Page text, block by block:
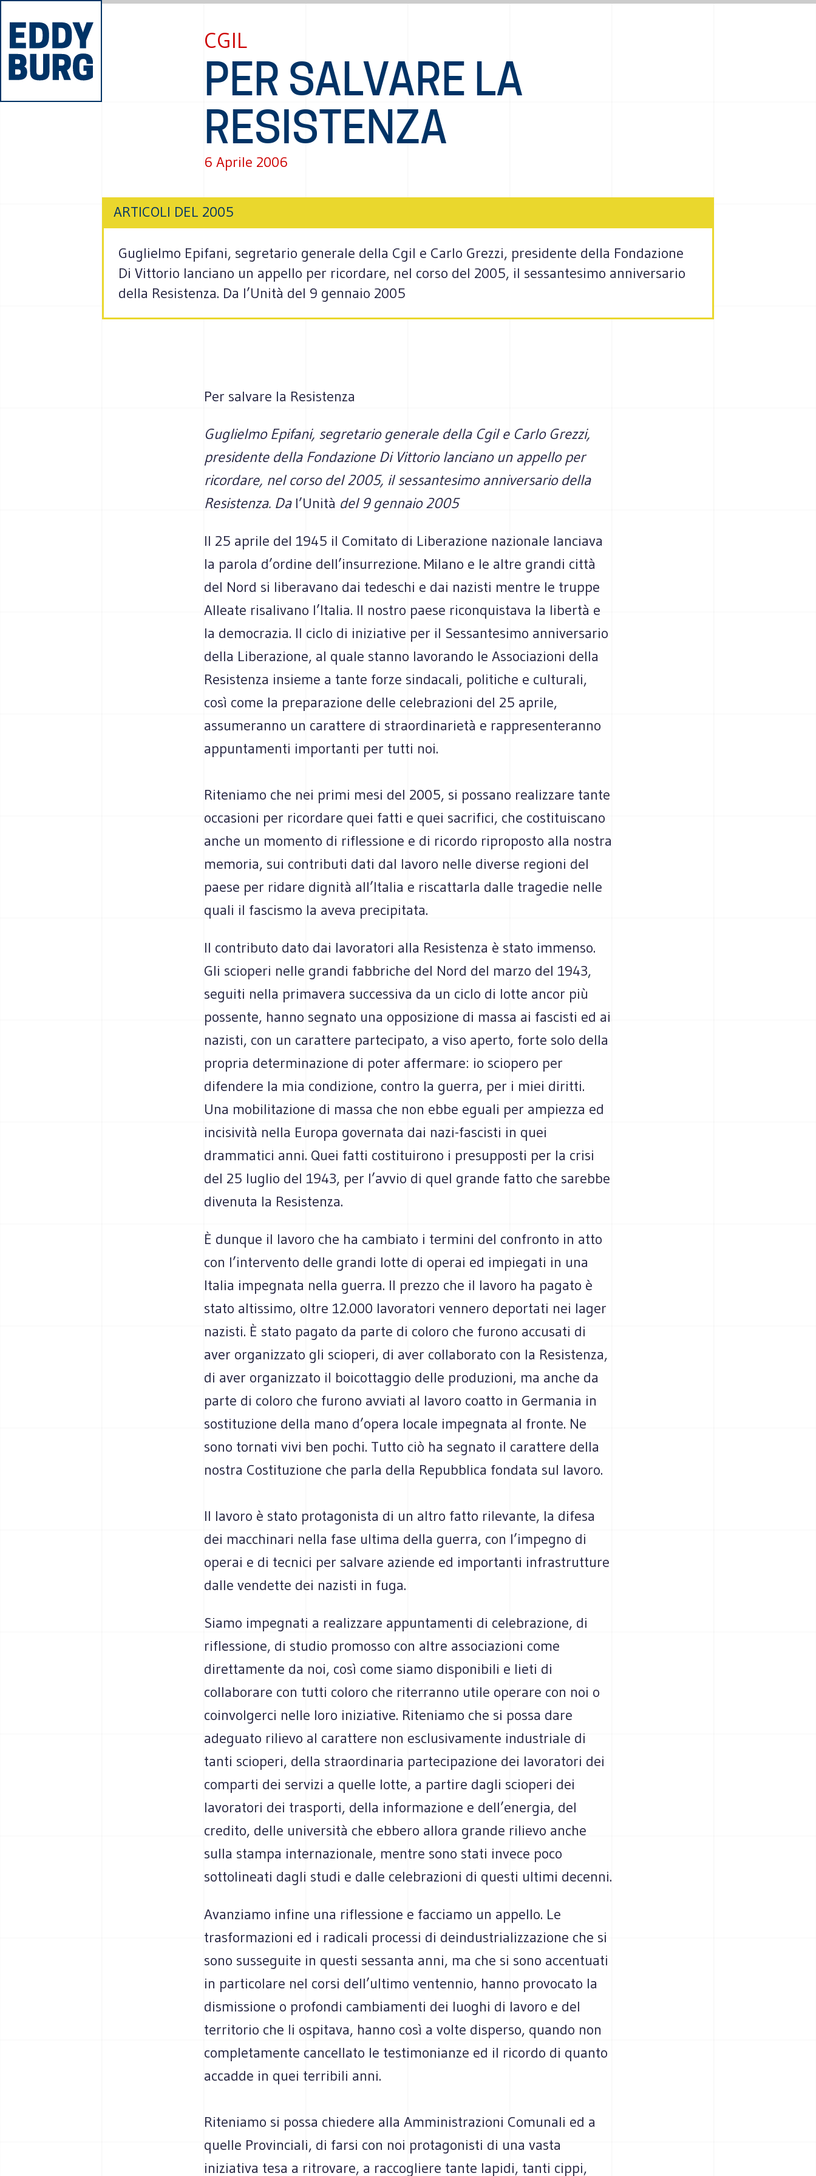
CGIL
PER SALVARE LA
RESISTENZA
6 Aprile 2006
ARTICOLI DEL 2005
Guglielmo Epifani, segretario generale della Cgil e Carlo Grezzi, presidente della Fondazione
Di Vittorio lanciano un appello per ricordare, nel corso del 2005, il sessantesimo anniversario
della Resistenza. Da l’Unità del 9 gennaio 2005
Per salvare la Resistenza
Guglielmo Epifani, segretario generale della Cgile Carlo Grezzi,
presidente della Fondazione Di Vittorio lanciano un appello per
ricordare, nel corso del 2005, il sessantesimo anniversario della
Resistenza. Dal’Unità del 9 gennaio 2005
Il 25 aprile del 1945 il Comitato di Liberazione nazionale lanciava
la parola d’ordine dell’insurrezione. Milano e le altre grandi città
del Nord si liberavano dai tedeschi e dai nazisti mentre le truppe
Alleate risalivano l’Italia. Il nostro paese riconquistava la libertà e
la democrazia. Il ciclo di iniziative per il Sessantesimo anniversario
della Liberazione, al quale stanno lavorando le Associazioni della
Resistenza insieme a tante forze sindacali, politiche e culturali,
così come la preparazione delle celebrazioni del 25 aprile,
assumeranno un carattere di straordinarietà e rappresenteranno
appuntamenti importanti per tutti noi.
Riteniamo che nei primi mesi del 2005, si possano realizzare tante
occasioni per ricordare quei fatti e quei sacrifici, che costituiscano
anche un momento di riflessione e di ricordo riproposto alla nostra
memoria, sui contributi dati dal lavoro nelle diverse regioni del
paese per ridare dignità all’Italia e riscattarla dalle tragedie nelle
quali il fascismo la aveva precipitata.
Il contributo dato dai lavoratori alla Resistenza è stato immenso.
Gli scioperi nelle grandi fabbriche del Nord del marzo del 1943,
seguiti nella primavera successiva da un ciclo di lotte ancor più
possente, hanno segnato una opposizione di massa ai fascisti ed ai
nazisti, con un carattere partecipato, a viso aperto, forte solo della
propria determinazione di poter affermare: io sciopero per
difendere la mia condizione, contro la guerra, per i miei diritti.
Una mobilitazione di massa che non ebbe eguali per ampiezza ed
incisività nella Europa governata dai nazi-fascisti in quei
drammatici anni. Quei fatti costituirono i presupposti per la crisi
del 25 luglio del 1943, per l’avvio di quel grande fatto che sarebbe
divenuta la Resistenza.
È dunque il lavoro che ha cambiato i termini del confronto in atto
con l’intervento delle grandi lotte di operai ed impiegati in una
Italia impegnata nella guerra. Il prezzo che il lavoro ha pagato è
stato altissimo, oltre 12.000 lavoratori vennero deportati nei lager
nazisti. È stato pagato da parte di coloro che furono accusati di
aver organizzato gli scioperi, di aver collaborato con la Resistenza,
di aver organizzato il boicottaggio delle produzioni, ma anche da
parte di coloro che furono avviati al lavoro coatto in Germania in
sostituzione della mano d’opera locale impegnata al fronte. Ne
sono tornati vivi ben pochi. Tutto ciò ha segnato il carattere della
nostra Costituzione che parla della Repubblica fondata sul lavoro.
Il lavoro è stato protagonista di un altro fatto rilevante, la difesa
dei macchinari nella fase ultima della guerra, con l’impegno di
operai e di tecnici per salvare aziende ed importanti infrastrutture
dalle vendette dei nazisti in fuga.
Siamo impegnati a realizzare appuntamenti di celebrazione, di
riflessione, di studio promosso con altre associazioni come
direttamente da noi, così come siamo disponibili e lieti di
collaborare con tutti coloro che riterranno utile operare con noi o
coinvolgerci nelle loro iniziative. Riteniamo che si possa dare
adeguato rilievo al carattere non esclusivamente industriale di
tanti scioperi, della straordinaria partecipazione dei lavoratori dei
comparti dei servizi a quelle lotte, a partire dagli scioperi dei
lavoratori dei trasporti, della informazione e dell’energia, del
credito, delle università che ebbero allora grande rilievo anche
sulla stampa internazionale, mentre sono stati invece poco
sottolineati dagli studi e dalle celebrazioni di questi ultimi decenni.
Avanziamo infine una riflessione e facciamo un appello. Le
trasformazioni ed i radicali processi di deindustrializzazione che si
sono susseguite in questi sessanta anni, ma che si sono accentuati
in particolare nel corsi dell’ultimo ventennio, hanno provocato la
dismissione o profondi cambiamenti dei luoghi di lavoro e del
territorio che li ospitava, hanno così a volte disperso, quando non
completamente cancellato le testimonianze ed il ricordo di quanto
accadde in quei terribili anni.
Riteniamo si possa chiedere alla Amministrazioni Comunali ed a
quelle Provinciali, di farsi con noi protagonisti di una vasta
iniziativa tesa a ritrovare, a raccogliere tante lapidi, tanti cippi,